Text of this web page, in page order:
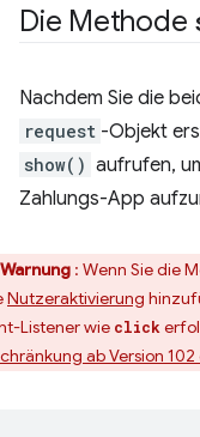
Die Methode
Nachdem Sie die
request -Objekt
show() aufrufen,
Zahlungs-App
Warnung : Wenn Sie die
Nutzeraktivierung
Listener wie click
ab Version